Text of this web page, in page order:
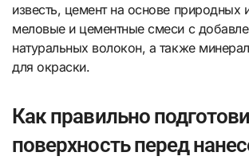
известь, цемент на основе природных
меловые и цементные смеси с
натуральных волокон, а также
для окраски.
Как правильно
поверхность перед